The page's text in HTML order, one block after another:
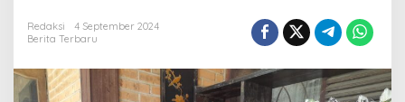
Redaksi
4 September 2024
Berita Terbaru